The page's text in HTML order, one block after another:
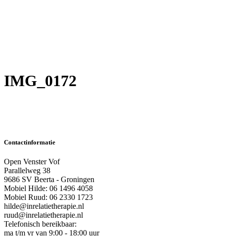
IMG_0172
Contactinformatie
Open Venster Vof
Parallelweg 38
9686 SV Beerta - Groningen
Mobiel Hilde: 06 1496 4058
Mobiel Ruud: 06 2330 1723
hilde@inrelatietherapie.nl
ruud@inrelatietherapie.nl
Telefonisch bereikbaar:
ma t/m vr van 9:00 - 18:00 uur